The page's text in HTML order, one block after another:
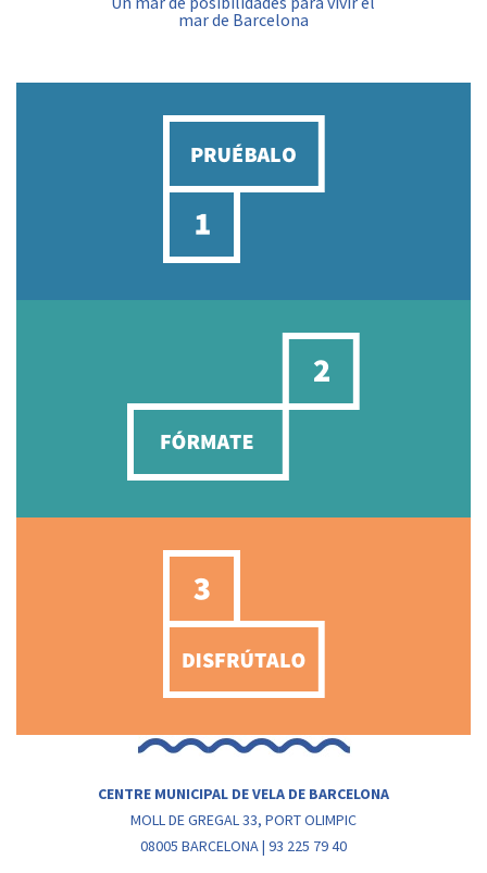
mar de Barcelona
CENTRE MUNICIPAL DE VELA DE BARCELONA
MOLL DE GREGAL 33, PORT OLIMPIC
08005 BARCELONA | 93 225 79 40